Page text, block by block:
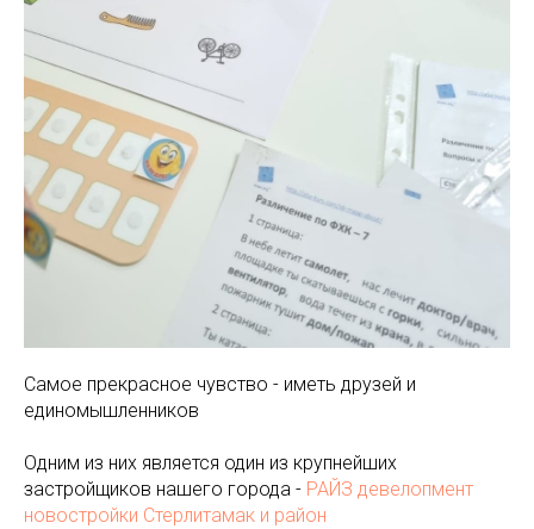
Самое прекрасное чувство - иметь друзей и
единомышленников
Одним из них является один из крупнейших
застройщиков нашего города - РАЙЗ девелопмент
новостройки Стерлитамак и район